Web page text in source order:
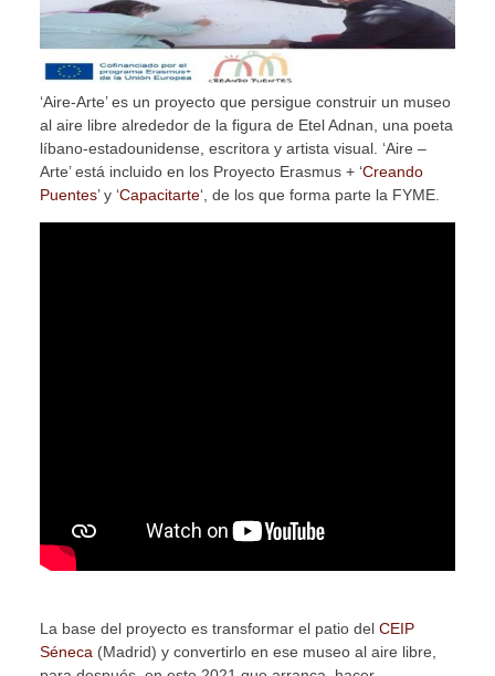
‘Aire-Arte’ es un proyecto que persigue construir un museo
al aire libre alrededor de la figura de Etel Adnan, una poeta
líbano-estadounidense, escritora y artista visual. ‘Aire –
Arte’ está incluido en los Proyecto Erasmus + ‘Creando
Puentes’ y ‘Capacitarte‘, de los que forma parte la FYME.
La base del proyecto es transformar el patio del CEIP
Séneca (Madrid) y convertirlo en ese museo al aire libre,